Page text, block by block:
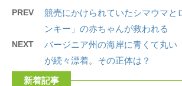
PREV
競売にかけられていたシマウマと
ンキー」の赤ちゃんが救われる
NEXT
バージニア州の海岸に青くて丸い
が続々漂着。その正体は？
新着記事